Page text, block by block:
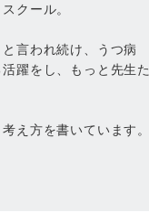
クール。
言われ続け、うつ病
躍をし、もっと先生た
え方を書いています。